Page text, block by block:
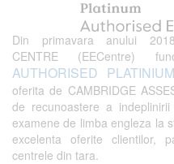
Din primavara anului
CENTRE (EECentre)
AUTHORISED
oferita de CAMBRIDGE
de recunoastere a
examene de limba engleza la
excelenta oferite clientilor,
centrele din tara.